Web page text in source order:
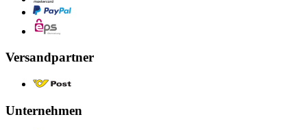
Versandpartner
Unternehmen